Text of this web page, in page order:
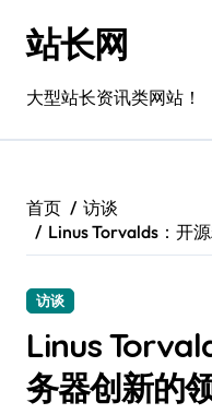
站长网
大型站长资讯类网站！
首页
访谈
Linus Torvalds：开
访谈
Linus
务器创新的